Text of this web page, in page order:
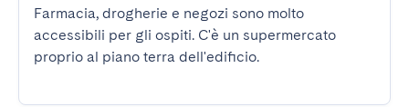
Farmacia, drogherie e negozi sono molto
accessibili per gli ospiti. C'è un supermercato
proprio al piano terra dell'edificio.